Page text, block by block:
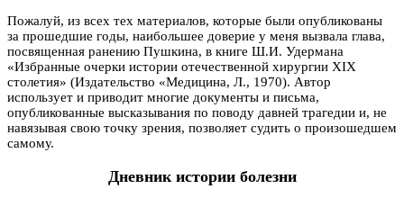
Пожалуй, из всех тех материалов, которые были опубликованы
за прошедшие годы, наибольшее доверие у меня вызвала глава,
посвященная ранению Пушкина, в книге Ш.И. Удермана
«Избранные очерки истории отечественной хирургии XIX
столетия» (Издательство «Медицина, Л., 1970). Автор
использует и приводит многие документы и письма,
опубликованные высказывания по поводу давней трагедии и, не
навязывая свою точку зрения, позволяет судить о произошедшем
самому.
Дневник истории болезни